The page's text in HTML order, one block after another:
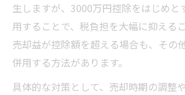
生しますが、3000万円控除をはじめと
用することで、税負担を大幅に抑える
売却益が控除額を超える場合も、その
併用する方法があります。
具体的な対策として、売却時期の調整